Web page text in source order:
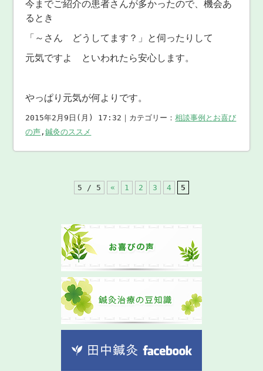
今までご紹介の患者さんが多かったので、機会あ
るとき
「～さん どうしてます？」と伺ったりして
元気ですよ といわれたら安心します。
やっぱり元気が何よりです。
2015年2月9日(月) 17:32｜カテゴリー：相談事例とお喜び
の声 ,鍼灸のススメ
5 / 5 « 1 2 3 4 5